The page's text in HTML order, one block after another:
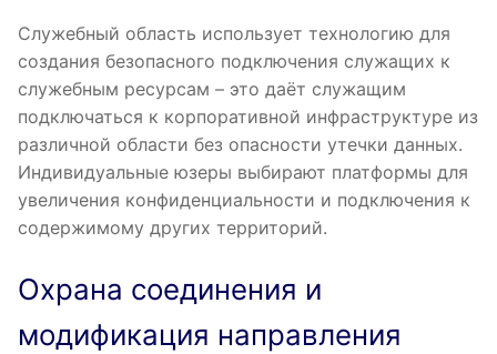
Служебный область использует технологию для
создания безопасного подключения служащих к
служебным ресурсам – это даёт служащим
подключаться к корпоративной инфраструктуре из
различной области без опасности утечки данных.
Индивидуальные юзеры выбирают платформы для
увеличения конфиденциальности и подключения к
содержимому других территорий.
Охрана соединения и
модификация направления